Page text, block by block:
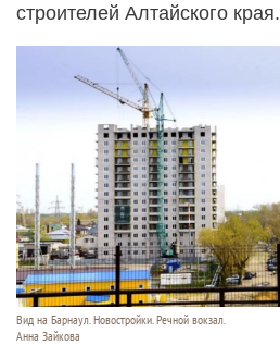
строителей Алтайского края.
Вид на Барнаул. Новостройки. Речной вокзал.
Анна Зайкова